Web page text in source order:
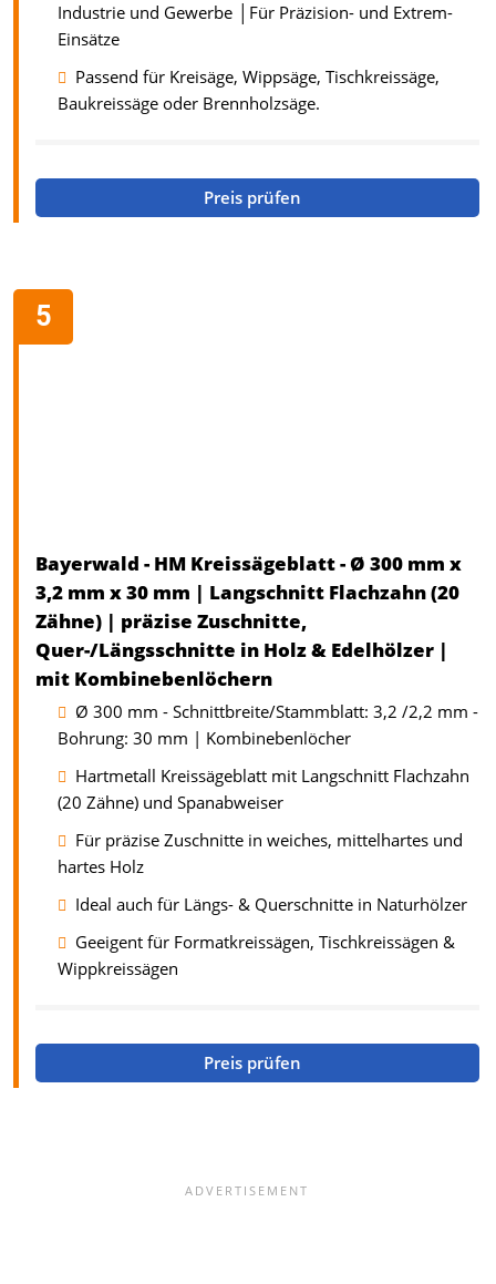
Industrie und Gewerbe │Für Präzision- und Extrem-
Einsätze
Passend für Kreisäge, Wippsäge, Tischkreissäge,
Baukreissäge oder Brennholzsäge.
Preis prüfen
Bayerwald - HM Kreissägeblatt - Ø 300 mm x
3,2 mm x 30 mm | Langschnitt Flachzahn (20
Zähne) | präzise Zuschnitte,
Quer-/Längsschnitte in Holz & Edelhölzer |
mit Kombinebenlöchern
Ø 300 mm - Schnittbreite/Stammblatt: 3,2 /2,2 mm -
Bohrung: 30 mm | Kombinebenlöcher
Hartmetall Kreissägeblatt mit Langschnitt Flachzahn
(20 Zähne) und Spanabweiser
Für präzise Zuschnitte in weiches, mittelhartes und
hartes Holz
Ideal auch für Längs- & Querschnitte in Naturhölzer
Geeigent für Formatkreissägen, Tischkreissägen &
Wippkreissägen
Preis prüfen